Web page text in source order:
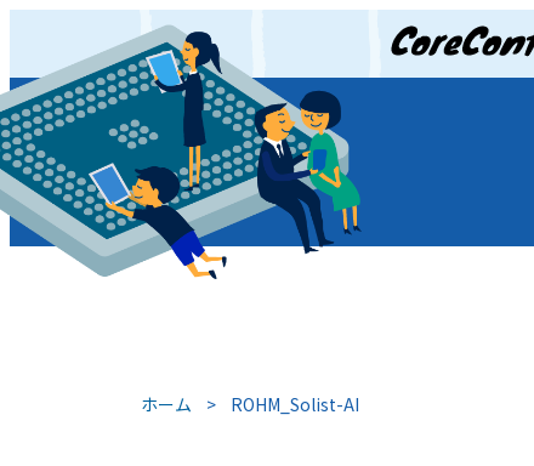
JP/EN
ホーム > ROHM_Solist-AI